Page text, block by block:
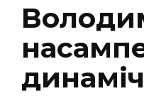
Політика
Втрачений